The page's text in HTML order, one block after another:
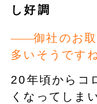
し好調
御社のお
多いそうですね
20年頃からコ
くなってしま